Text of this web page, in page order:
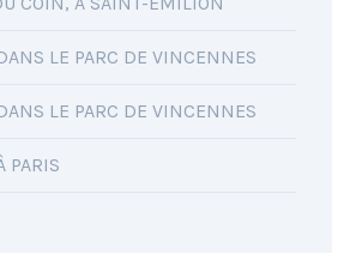
LE PARC DE VINCENNES
LE PARC DE VINCENNES
PARIS